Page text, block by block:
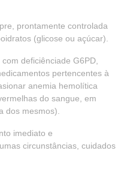
prontamente controlada
(glicose ou açúcar).
deficiênciade G6PD,
pertencentes à
anemia hemolítica
do sangue, em
dos mesmos).
imediato e
circunstâncias, cuidados